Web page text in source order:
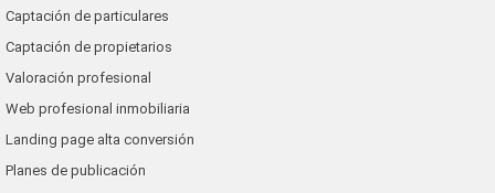
Captación de particulares
Captación de propietarios
Valoración profesional
Web profesional inmobiliaria
Landing page alta conversión
Planes de publicación